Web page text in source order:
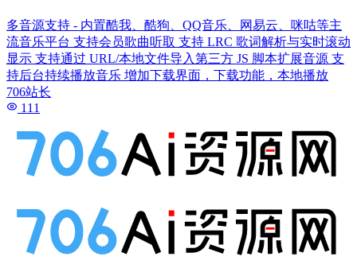
多音源支持 - 内置酷我、酷狗、QQ音乐、网易云、咪咕等主
流音乐平台 支持会员歌曲听取 支持 LRC 歌词解析与实时滚动
显示 支持通过 URL/本地文件导入第三方 JS 脚本扩展音源 支
持后台持续播放音乐 增加下载界面，下载功能，本地播放
706站长
111